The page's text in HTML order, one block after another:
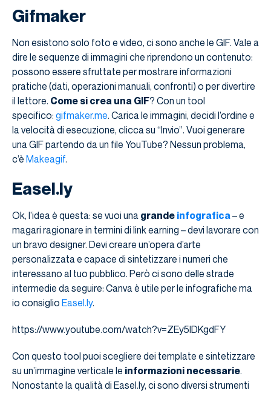
Gifmaker
Non esistono solo foto e video, ci sono anche le GIF. Vale a
dire le sequenze di immagini che riprendono un contenuto:
possono essere sfruttate per mostrare informazioni
pratiche (dati, operazioni manuali, confronti) o per divertire
il lettore. Come si crea una GIF? Con un tool
specifico: gifmaker.me. Carica le immagini, decidi l’ordine e
la velocità di esecuzione, clicca su “Invio”. Vuoi generare
una GIF partendo da un file YouTube? Nessun problema,
c’è Makeagif.
Easel.ly
Ok, l’idea è questa: se vuoi una grande infografica– e
magari ragionare in termini di link earning – devi lavorare con
un bravo designer. Devi creare un’opera d’arte
personalizzata e capace di sintetizzare i numeri che
interessano al tuo pubblico. Però ci sono delle strade
intermedie da seguire: Canva è utile per le infografiche ma
io consiglio Easel.ly.
https://www.youtube.com/watch?v=ZEy5IDKgdFY
Con questo tool puoi scegliere dei template e sintetizzare
su un’immagine verticale le informazioni necessarie.
Nonostante la qualità di Easel.ly, ci sono diversi strumenti